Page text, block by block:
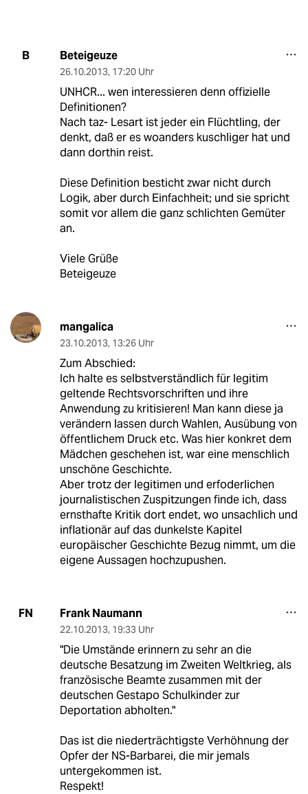
B Beteigeuze
26.10.2013, 17:20 Uhr
UNHCR... wen interessieren denn offizielle
Definitionen?
Nach taz- Lesart ist jeder ein Flüchtling, der
denkt, daß er es woanders kuschliger hat und
dann dorthin reist.
Diese Definition besticht zwar nicht durch
Logik, aber durch Einfachheit; und sie spricht
somit vor allem die ganz schlichten Gemüter
an.
Viele Grüße
Beteigeuze
mangalica
23.10.2013, 13:26 Uhr
Zum Abschied:
Ich halte es selbstverständlich für legitim
geltende Rechtsvorschriften und ihre
Anwendung zu kritisieren! Man kann diese ja
verändern lassen durch Wahlen, Ausübung von
öffentlichem Druck etc. Was hier konkret dem
Mädchen geschehen ist, war eine menschlich
unschöne Geschichte.
Aber trotz der legitimen und erfoderlichen
journalistischen Zuspitzungen finde ich, dass
ernsthafte Kritik dort endet, wo unsachlich und
inflationär auf das dunkelste Kapitel
europäischer Geschichte Bezug nimmt, um die
eigene Aussagen hochzupushen.
FN Frank Naumann
22.10.2013, 19:33 Uhr
"Die Umstände erinnern zu sehr an die
deutsche Besatzung im Zweiten Weltkrieg, als
französische Beamte zusammen mit der
deutschen Gestapo Schulkinder zur
Deportation abholten."
Das ist die niederträchtigste Verhöhnung der
Opfer der NS-Barbarei, die mir jemals
untergekommen ist.
Respekt!